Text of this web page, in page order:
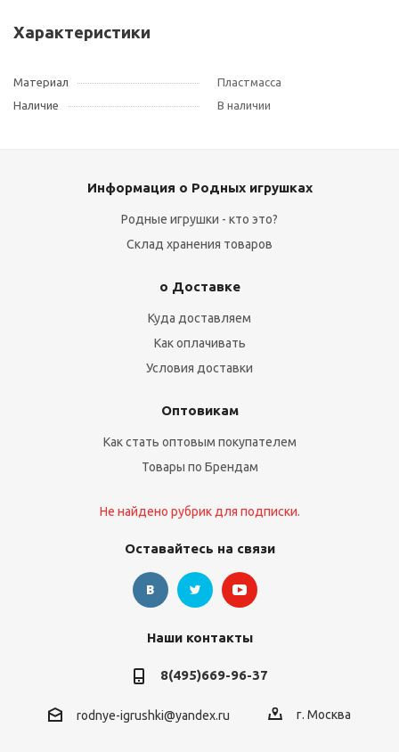
Характеристики
Материал
Пластмасса
Наличие
В наличии
Информация о Родных игрушках
Родные игрушки - кто это?
Склад хранения товаров
о Доставке
Куда доставляем
Как оплачивать
Условия доставки
Оптовикам
Как стать оптовым покупателем
Товары по Брендам
Не найдено рубрик для подписки.
Оставайтесь на связи
Наши контакты
8(495)669-96-37
rodnye-igrushki@yandex.ru г. Москва